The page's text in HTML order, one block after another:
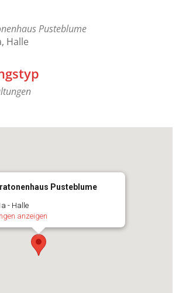
Pusteblume
Halle
Pusteblume
- Halle
anzeigen